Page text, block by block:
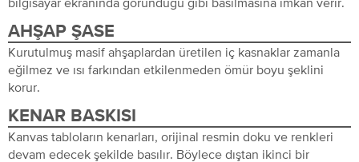
AHŞAP ŞASE
Kurutulmuş masif ahşaplardan üretilen iç kasnaklar zamanla
eğilmez ve ısı farkından etkilenmeden ömür boyu şeklini
korur.
KENAR BASKISI
Kanvas tabloların kenarları, orijinal resmin doku ve renkleri
devam edecek şekilde basılır. Böylece dıştan ikinci bir